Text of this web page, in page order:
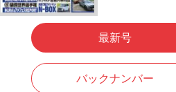
最新号
バックナンバー